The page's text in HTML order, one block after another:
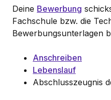
Deine Bewerbung
Fachschule bzw. die
Bewerbungsunterlagen
Anschreiben
Lebenslauf
Abschlusszeugnis